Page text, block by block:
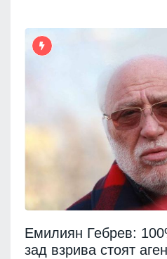
Емилиян Гебрев:
зад взрива стоят